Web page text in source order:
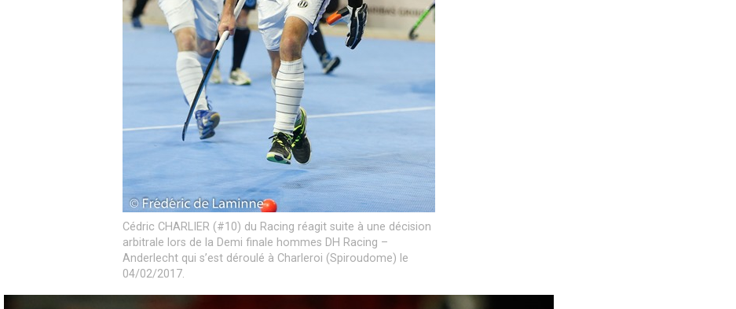
Cédric CHARLIER (#10) du Racing réagit suite à une décision
arbitrale lors de la Demi finale hommes DH Racing –
Anderlecht qui s’est déroulé à Charleroi (Spiroudome) le
04/02/2017.